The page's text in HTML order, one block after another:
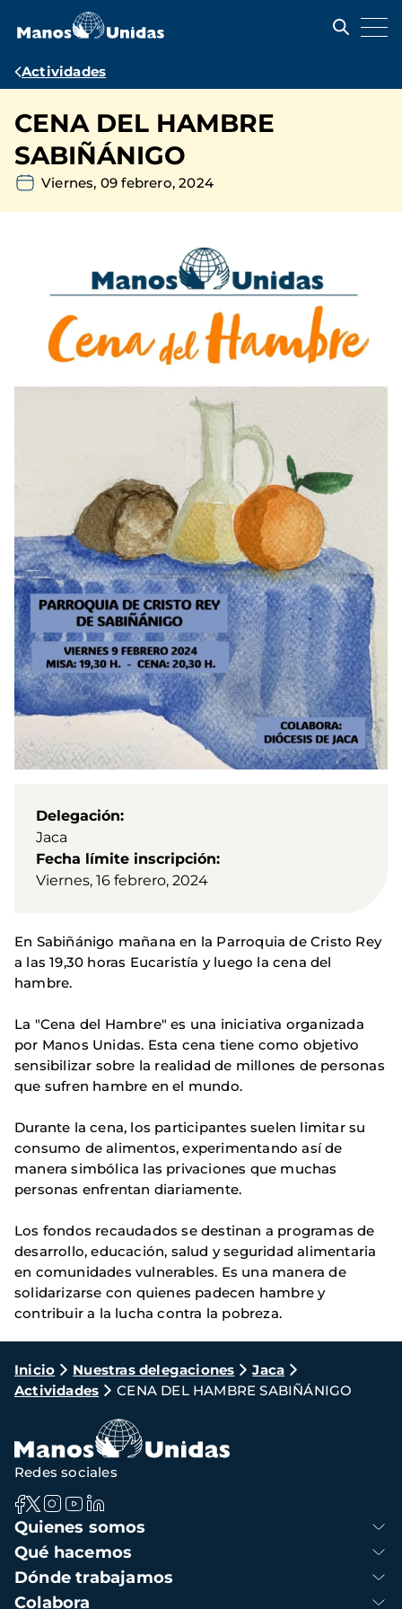
contenido
Ruta
navegación
Actividades
CENA DEL HAMBRE
SABIÑÁNIGO
Viernes, 09 febrero, 2024
Delegación
Jaca
Fecha límite inscripción
Viernes, 16 febrero, 2024
En Sabiñánigo mañana en la Parroquia de Cristo Rey
a las 19,30 horas Eucaristía y luego la cena del
hambre.
La "Cena del Hambre" es una iniciativa organizada
por Manos Unidas. Esta cena tiene como objetivo
sensibilizar sobre la realidad de millones de personas
que sufren hambre en el mundo.
Durante la cena, los participantes suelen limitar su
consumo de alimentos, experimentando así de
manera simbólica las privaciones que muchas
personas enfrentan diariamente.
Los fondos recaudados se destinan a programas de
desarrollo, educación, salud y seguridad alimentaria
en comunidades vulnerables. Es una manera de
solidarizarse con quienes padecen hambre y
contribuir a la lucha contra la pobreza.
Ruta
de
navegación
Inicio Nuestras delegaciones
Jaca
Actividades
CENA DEL HAMBRE SABIÑÁNIGO
Navegación
principal
Quienes somos
Qué hacemos
Dónde trabajamos
Colabora
Redes sociales